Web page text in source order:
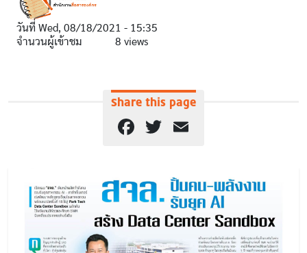
วันที่ Wed, 08/18/2021 - 15:35
จำนวนผู้เข้าชม
8 views
Share this page
Facebook
Twitter